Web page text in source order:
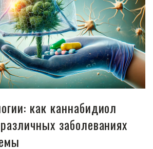
как каннабидиол
заболеваниях